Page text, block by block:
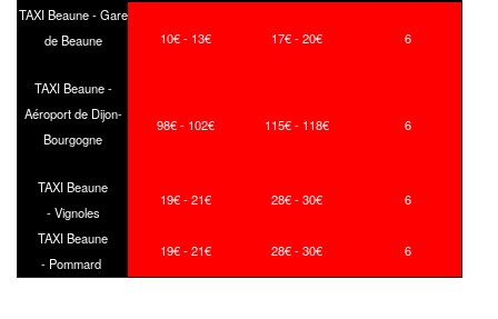
TAXI Beaune - Gare
de Beaune
10€ - 13€ 17€ - 20€ 6
TAXI Beaune -
Aéroport de Dijon-
Bourgogne
98€ - 102€ 115€ - 118€ 6
TAXI Beaune
- Vignoles
19€ - 21€ 28€ - 30€ 6
TAXI Beaune
- Pommard
19€ - 21€ 28€ - 30€ 6